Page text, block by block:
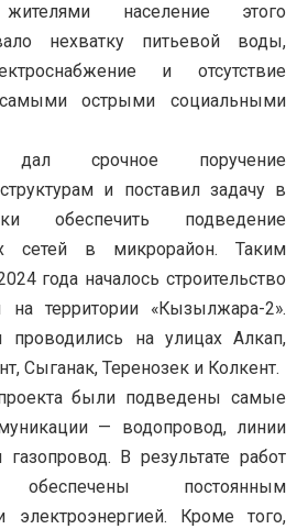
население этого
нехватку питьевой воды,
и отсутствие
острыми социальными
срочное поручение
и поставил задачу в
обеспечить подведение
сетей в микрорайон. Таким
года началось строительство
на территории «Кызылжара-2».
проводились на улицах Алкап,
Сыганак, Теренозек и Колкент.
были подведены самые
— водопровод, линии
газопровод. В результате работ
постоянным
электроэнергией. Кроме того,